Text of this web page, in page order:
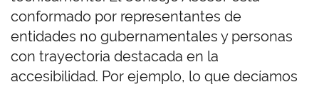
conformado por representantes de
entidades no gubernamentales y personas
con trayectoria destacada en la
accesibilidad. Por ejemplo, lo que decíamos